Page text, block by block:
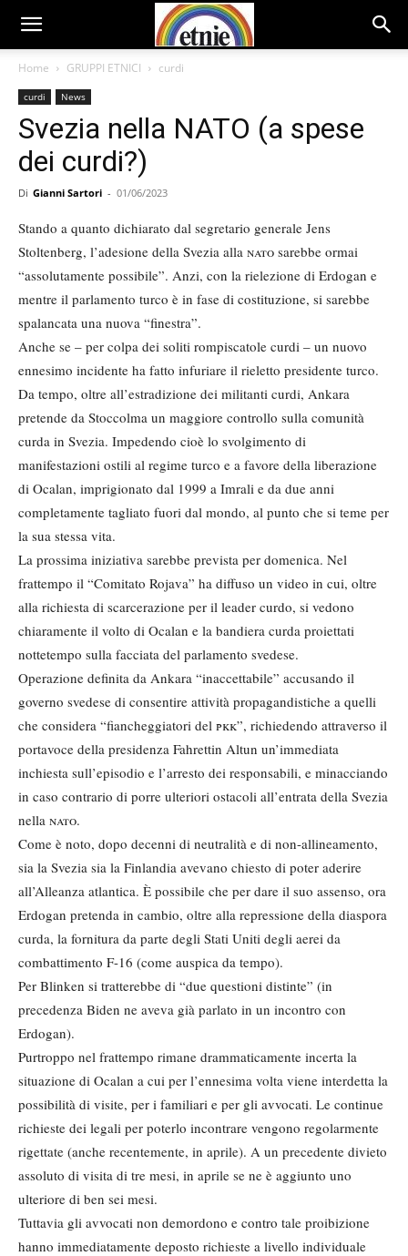
Home GRUPPI ETNICI curdi
curdi News
Svezia nella NATO (a spese
dei curdi?)
Di Gianni Sartori - 01/06/2023
Stando a quanto dichiarato dal segretario generale Jens
Stoltenberg, l’adesione della Svezia alla nato sarebbe ormai
“assolutamente possibile”. Anzi, con la rielezione di Erdogan e
mentre il parlamento turco è in fase di costituzione, si sarebbe
spalancata una nuova “finestra”.
Anche se – per colpa dei soliti rompiscatole curdi – un nuovo
ennesimo incidente ha fatto infuriare il rieletto presidente turco.
Da tempo, oltre all’estradizione dei militanti curdi, Ankara
pretende da Stoccolma un maggiore controllo sulla comunità
curda in Svezia. Impedendo cioè lo svolgimento di
manifestazioni ostili al regime turco e a favore della liberazione
di Ocalan, imprigionato dal 1999 a Imrali e da due anni
completamente tagliato fuori dal mondo, al punto che si teme per
la sua stessa vita.
La prossima iniziativa sarebbe prevista per domenica. Nel
frattempo il “Comitato Rojava” ha diffuso un video in cui, oltre
alla richiesta di scarcerazione per il leader curdo, si vedono
chiaramente il volto di Ocalan e la bandiera curda proiettati
nottetempo sulla facciata del parlamento svedese.
Operazione definita da Ankara “inaccettabile” accusando il
governo svedese di consentire attività propagandistiche a quelli
che considera “fiancheggiatori del pkk”, richiedendo attraverso il
portavoce della presidenza Fahrettin Altun un’immediata
inchiesta sull’episodio e l’arresto dei responsabili, e minacciando
in caso contrario di porre ulteriori ostacoli all’entrata della Svezia
nella nato.
Come è noto, dopo decenni di neutralità e di non-allineamento,
sia la Svezia sia la Finlandia avevano chiesto di poter aderire
all’Alleanza atlantica. È possibile che per dare il suo assenso, ora
Erdogan pretenda in cambio, oltre alla repressione della diaspora
curda, la fornitura da parte degli Stati Uniti degli aerei da
combattimento F-16 (come auspica da tempo).
Per Blinken si tratterebbe di “due questioni distinte” (in
precedenza Biden ne aveva già parlato in un incontro con
Erdogan).
Purtroppo nel frattempo rimane drammaticamente incerta la
situazione di Ocalan a cui per l’ennesima volta viene interdetta la
possibilità di visite, per i familiari e per gli avvocati. Le continue
richieste dei legali per poterlo incontrare vengono regolarmente
rigettate (anche recentemente, in aprile). A un precedente divieto
assoluto di visita di tre mesi, in aprile se ne è aggiunto uno
ulteriore di ben sei mesi.
Tuttavia gli avvocati non demordono e contro tale proibizione
hanno immediatamente deposto richieste a livello individuale